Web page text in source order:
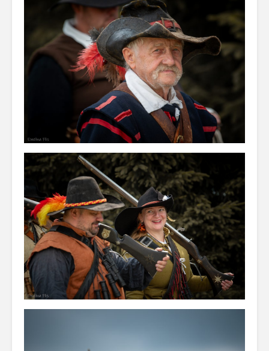
historycznych
„W braterstwie,
odwadze,
zwycięstwo
osiągniemy” –
rozkazy dla floty
bitwy oliwskiej 1627